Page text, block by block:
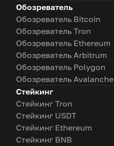
Обозреватель
Обозреватель Bitcoin
Обозреватель Tron
Обозреватель Ethereum
Обозреватель Arbitrum
Обозреватель Polygon
Обозреватель Avalanche
Стейкинг
Стейкинг Tron
Стейкинг USDT
Стейкинг Ethereum
Стейкинг BNB